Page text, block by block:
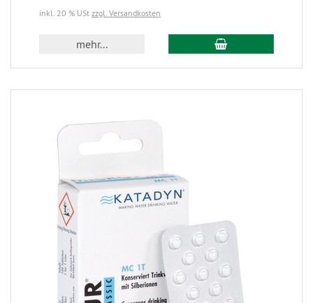
inkl. 20 % USt zzgl. Versandkosten
mehr...